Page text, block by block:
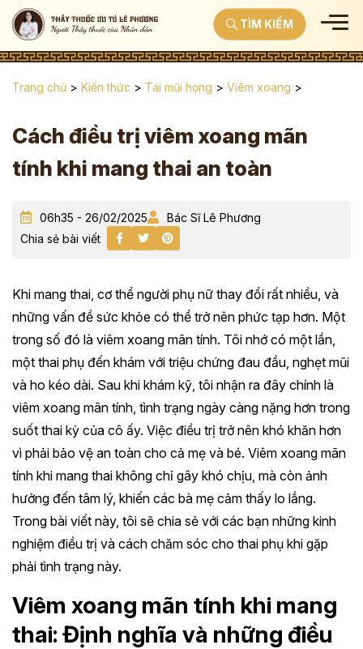
TÌM KIẾM
Trang chủ > Kiến thức > Tai mũi họng > Viêm xoang >
Cách điều trị viêm xoang mãn
tính khi mang thai an toàn
06h35 - 26/02/2025
Bác Sĩ Lê Phương
Chia sẻ bài viết
Khi mang thai, cơ thể người phụ nữ thay đổi rất nhiều, và
những vấn đề sức khỏe có thể trở nên phức tạp hơn. Một
trong số đó là viêm xoang mãn tính. Tôi nhớ có một lần,
một thai phụ đến khám với triệu chứng đau đầu, nghẹt mũi
và ho kéo dài. Sau khi khám kỹ, tôi nhận ra đây chính là
viêm xoang mãn tính, tình trạng ngày càng nặng hơn trong
suốt thai kỳ của cô ấy. Việc điều trị trở nên khó khăn hơn
vì phải bảo vệ an toàn cho cả mẹ và bé. Viêm xoang mãn
tính khi mang thai không chỉ gây khó chịu, mà còn ảnh
hưởng đến tâm lý, khiến các bà mẹ cảm thấy lo lắng.
Trong bài viết này, tôi sẽ chia sẻ với các bạn những kinh
nghiệm điều trị và cách chăm sóc cho thai phụ khi gặp
phải tình trạng này.
Viêm xoang mãn tính khi mang
thai: Định nghĩa và những điều